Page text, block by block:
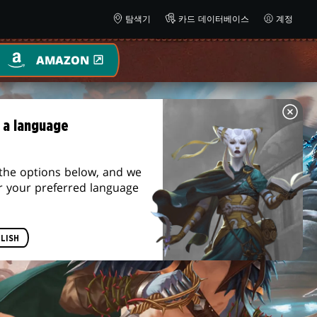
탐색기 카드 데이터베이스 계정
AMAZON
language
options below, and we
your preferred language